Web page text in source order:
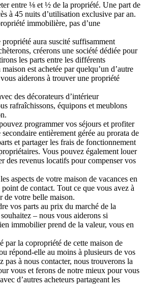
entre ⅛ et ½ de la propriété. Une part de
à 45 nuits d’utilisation exclusive par an.
immobilière, pas d’une
aura suscité suffisamment
créerons une société dédiée pour
les parts entre les différents
est achetée par quelqu’un d’autre
aiderons à trouver une propriété
des décorateurs d’intérieur
rafraîchissons, équipons et meublons
programmer vos séjours et profiter
entièrement gérée au prorata de
et partager les frais de fonctionnement
Vous pouvez également louer
des revenus locatifs pour compenser vos
aspects de votre maison de vacances en
de contact. Tout ce que vous avez à
de votre belle maison.
vos parts au prix du marché de la
– nous vous aiderons si
immobilier prend de la valeur, vous en
par la copropriété de cette maison de
répond-elle au moins à plusieurs de vos
pas à nous contacter, nous trouverons la
vous et ferons de notre mieux pour vous
d’autres acheteurs partageant les